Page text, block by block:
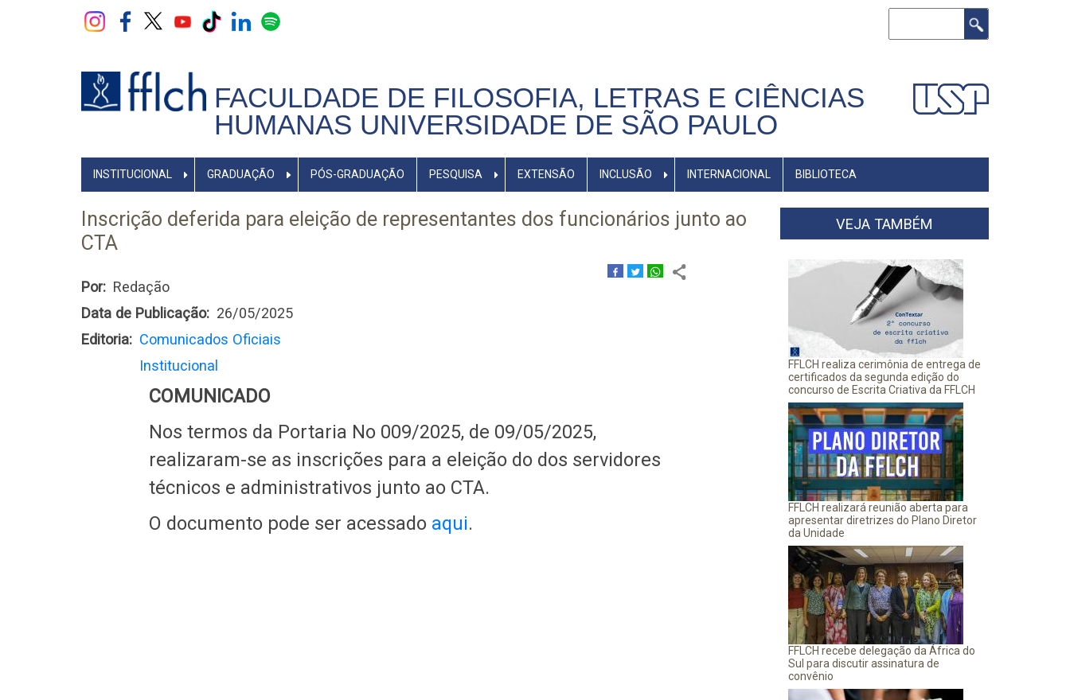
FACULDADE DE FILOSOFIA, LETRAS E CIÊNCIAS
HUMANAS UNIVERSIDADE DE SÃO PAULO
NAVEGADOR
PRINCIPAL
INSTITUCIONAL GRADUAÇÃO PÓS-GRADUAÇÃO PESQUISA EXTENSÃO INCLUSÃO INTERNACIONAL BIBLIOTECA
Inscrição deferida para eleição de representantes dos funcionários junto ao
CTA
Por
Redação
Data de Publicação
26/05/2025
Editoria
Comunicados Oficiais
Institucional
COMUNICADO
Nos termos da Portaria No 009/2025, de 09/05/2025,
realizaram-se as inscrições para a eleição do dos servidores
técnicos e administrativos junto ao CTA.
O documento pode ser acessado aqui.
VEJA TAMBÉM
FFLCH realiza cerimônia de entrega de
certificados da segunda edição do
concurso de Escrita Criativa da FFLCH
FFLCH realizará reunião aberta para
apresentar diretrizes do Plano Diretor
da Unidade
FFLCH recebe delegação da África do
Sul para discutir assinatura de
convênio